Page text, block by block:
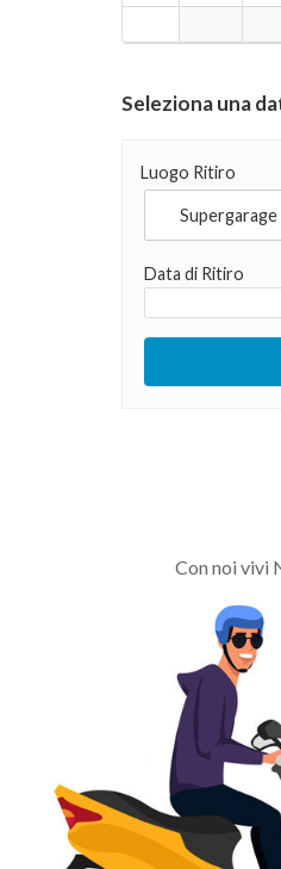
Seleziona una
Luogo Ritiro
Data di Ritiro
Con noi vivi